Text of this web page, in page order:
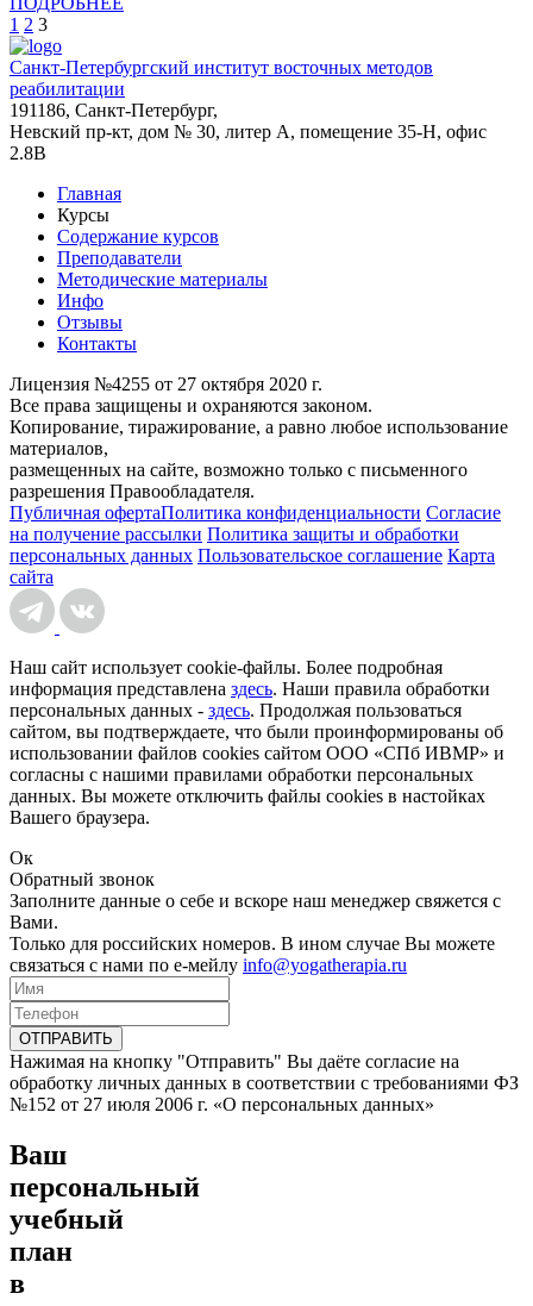
1 2 3
Санкт-Петербургский институт восточных методов
реабилитации
191186, Санкт-Петербург,
Невский пр-кт, дом № 30, литер А, помещение 35-Н, офис
2.8В
Главная
Курсы
Содержание курсов
Преподаватели
Методические материалы
Инфо
Отзывы
Контакты
Лицензия №4255 от 27 октября 2020 г.
Все права защищены и охраняются законом.
Копирование, тиражирование, а равно любое использование
материалов,
размещенных на сайте, возможно только с письменного
разрешения Правообладателя.
Публичная офертаПолитика конфиденциальности Согласие
на получение рассылки Политика защиты и обработки
персональных данных Пользовательское соглашение Карта
сайта
Наш сайт использует cookie-файлы. Более подробная
информация представлена здесь. Наши правила обработки
персональных данных - здесь. Продолжая пользоваться
сайтом, вы подтверждаете, что были проинформированы об
использовании файлов cookies сайтом ООО «СПб ИВМР» и
согласны с нашими правилами обработки персональных
данных. Вы можете отключить файлы cookies в настойках
Вашего браузера.
Ок
Обратный звонок
Заполните данные о себе и вскоре наш менеджер свяжется с
Вами.
Только для российских номеров. В ином случае Вы можете
связаться с нами по е-мейлу info@yogatherapia.ru
ОТПРАВИТЬ
Нажимая на кнопку "Отправить" Вы даёте согласие на
обработку личных данных в соответствии с требованиями ФЗ
№152 от 27 июля 2006 г. «О персональных данных»
Ваш
персональный
учебный
план
в